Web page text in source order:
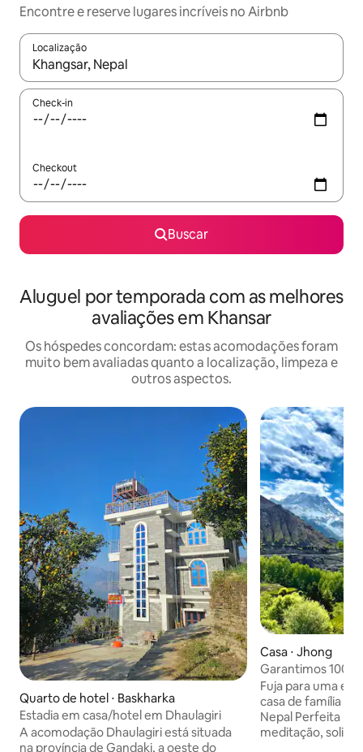
Encontre e reserve lugares incríveis no Airbnb
Localização
Quando os resultados estiverem disponíveis, explore-os
Check-in
Checkout
Buscar
Aluguel por temporada com as melhores
avaliações em Khansar
Os hóspedes concordam: estas acomodações foram
muito bem avaliadas quanto a localização, limpeza e
outros aspectos.
Quarto de hotel ⋅ Baskharka
Estadia em casa/hotel em Dhaulagiri
A acomodação Dhaulagiri está situada
na província de Gandaki, a oeste do
Casa ⋅ Jhong
Garantimos 100%
de conforto,
Fuja para uma
casa de família
Nepal Perfeita para trabalho remoto,
meditação,